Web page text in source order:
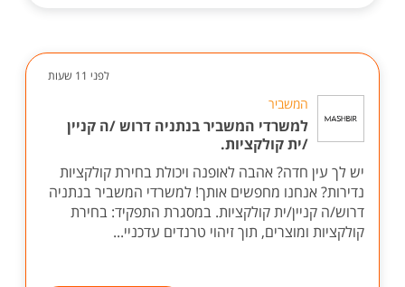
לפני 11 שעות
המשביר
למשרדי המשביר בנתניה דרוש /ה קניין
/ית קולקציות.
יש לך עין חדה? אהבה לאופנה ויכולת בחירת קולקציות
נדירות? אנחנו מחפשים אותך! למשרדי המשביר בנתניה
דרוש/ה קניין/ית קולקציות. במסגרת התפקיד: בחירת
קולקציות ומוצרים, תוך זיהוי טרנדים עדכניי...